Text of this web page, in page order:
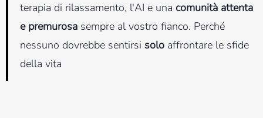
terapia di rilassamento, l'AI e una comunità attenta
e premurosa sempre al vostro fianco. Perché
nessuno dovrebbe sentirsi solo affrontare le sfide
della vita